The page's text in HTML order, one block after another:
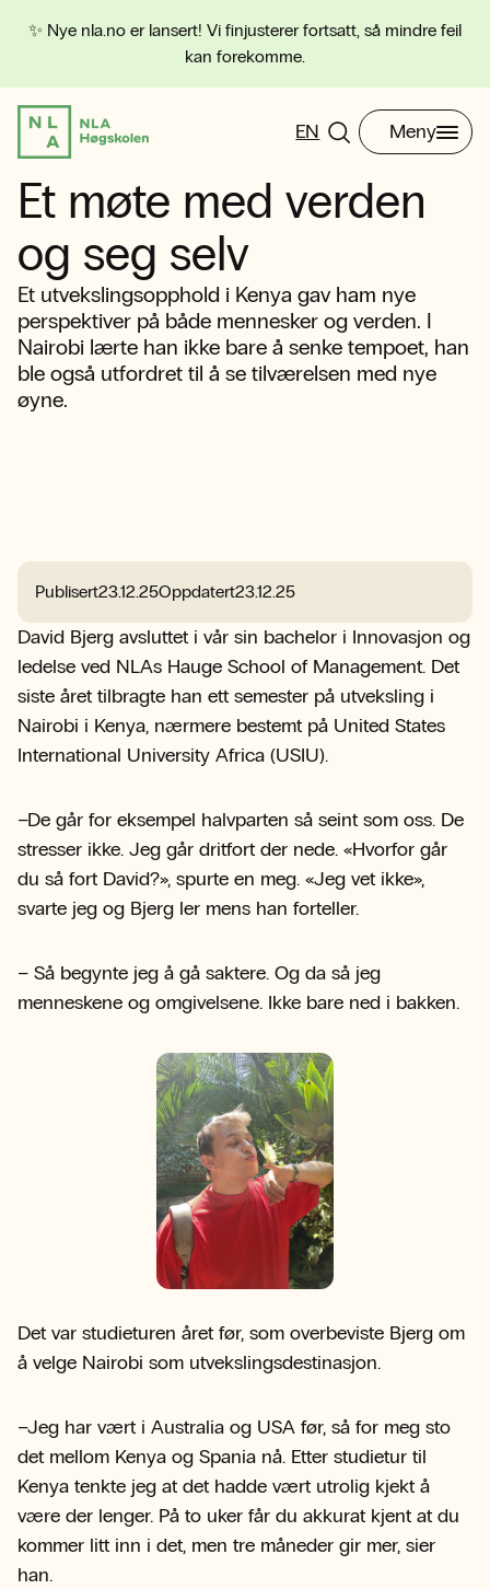
✨ Nye nla.no er lansert! Vi finjusterer fortsatt, så mindre feil
kan forekomme.
EN Meny
Et møte med verden
og seg selv
Et utvekslingsopphold i Kenya gav ham nye
perspektiver på både mennesker og verden. I
Nairobi lærte han ikke bare å senke tempoet, han
ble også utfordret til å se tilværelsen med nye
øyne.
Publisert23.12.25Oppdatert23.12.25
David Bjerg avsluttet i vår sin bachelor i Innovasjon og
ledelse ved NLAs Hauge School of Management. Det
siste året tilbragte han ett semester på utveksling i
Nairobi i Kenya, nærmere bestemt på United States
International University Africa (USIU).
–De går for eksempel halvparten så seint som oss. De
stresser ikke. Jeg går dritfort der nede. «Hvorfor går
du så fort David?», spurte en meg. «Jeg vet ikke»,
svarte jeg og Bjerg ler mens han forteller.
– Så begynte jeg å gå saktere. Og da så jeg
menneskene og omgivelsene. Ikke bare ned i bakken.
Det var studieturen året før, som overbeviste Bjerg om
å velge Nairobi som utvekslingsdestinasjon.
–Jeg har vært i Australia og USA før, så for meg sto
det mellom Kenya og Spania nå. Etter studietur til
Kenya tenkte jeg at det hadde vært utrolig kjekt å
være der lenger. På to uker får du akkurat kjent at du
kommer litt inn i det, men tre måneder gir mer, sier
han.